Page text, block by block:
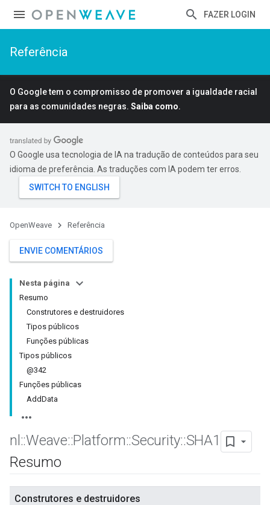
FAZER LOGIN
Referência
O Google tem o compromisso de promover a igualdade racial
para as comunidades negras. Saiba como.
O Google usa tecnologia de IA na tradução de conteúdos para seu
idioma de preferência. As traduções com IA podem ter erros.
OpenWeave Referência
ENVIE COMENTÁRIOS
Nesta página
Resumo
Construtores e destruidores
Tipos públicos
Funções públicas
Tipos públicos
@342
Funções públicas
AddData
nl ::Weave::Platform::Security::SHA1
Resumo
Construtores e destruidores